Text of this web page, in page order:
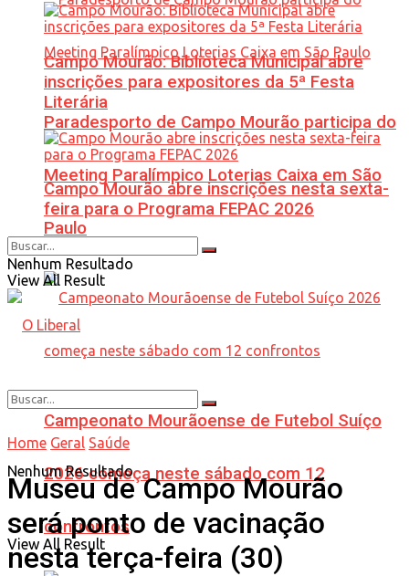
Paradesporto de Campo Mourão participa do
Meeting Paralímpico Loterias Caixa em São
Paulo
Campeonato Mourãoense de Futebol Suíço
2026 começa neste sábado com 12
confrontos
Campo Mourão: Biblioteca Municipal abre
inscrições para expositores da 5ª Festa
Literária
Campo Mourão abre inscrições nesta sexta-
feira para o Programa FEPAC 2026
Nenhum Resultado
View All Result
Nenhum Resultado
View All Result
Home Geral Saúde
Museu de Campo Mourão
será ponto de vacinação
nesta terça-feira (30)